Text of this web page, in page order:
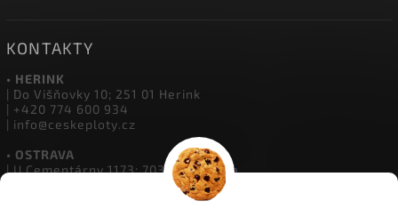
KONTAKTY
• HERINK
| Do Višňovky 10; 251 01 Herink
| +420 774 600 934
| info@ceskeploty.cz
• OSTRAVA
| U Cementárny 1173; 703 00 Ostrava